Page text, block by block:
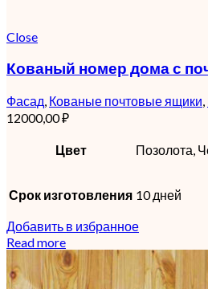
Close
Кованый номер дома с
Фасад Кованые почтовые ящики
12000,00₽
Цвет Позолота,
Срок изготовления 10 дней
Добавить в избранное
Read more